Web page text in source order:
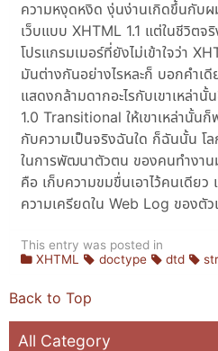
ความหงุดหงิด งุ่นง่านเกิดขึ้นกับ
เว็บแบบ XHTML 1.1 แต่ในชีวิต
โปรแกรมเมอร์ที่ยังไม่เข้าใจว่า
มันต่างกันอย่างไรหละก็ บอกคำเ
แสดงกล้ามดากอะไรกับเขาเหล่า
1.0 Transitional ให้เขาเหล่านั้น
กับความเป็นจริงฉันใด ก็ฉันนั้น โ
ในการพัฒนาตัวตน ของคนทำงาน
คือ เก็บความขมขื่นเอาไว้คนเดียว
ความเครียดใน Web Log ของตัว
This entry was posted in
XHTML
doctype dtd
Back to Top
All Category